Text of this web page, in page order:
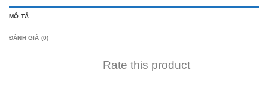
MÔ TẢ
ĐÁNH GIÁ (0)
Rate this product